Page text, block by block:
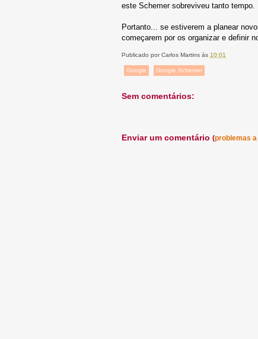
este Schemer sobreviveu tanto tempo.
Portanto... se estiverem a planear
começarem por os organizar e definir
Publicado porCarlos Martins às 10:01
Google Google Schemer
Sem comentários:
Enviar um comentário (problemas